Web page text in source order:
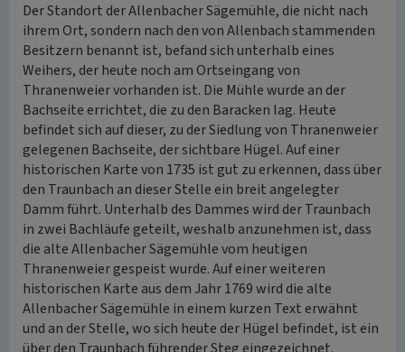
Der Standort der Allenbacher Sägemühle, die nicht nach
ihrem Ort, sondern nach den von Allenbach stammenden
Besitzern benannt ist, befand sich unterhalb eines
Weihers, der heute noch am Ortseingang von
Thranenweier vorhanden ist. Die Mühle wurde an der
Bachseite errichtet, die zu den Baracken lag. Heute
befindet sich auf dieser, zu der Siedlung von Thranenweier
gelegenen Bachseite, der sichtbare Hügel. Auf einer
historischen Karte von 1735 ist gut zu erkennen, dass über
den Traunbach an dieser Stelle ein breit angelegter
Damm führt. Unterhalb des Dammes wird der Traunbach
in zwei Bachläufe geteilt, weshalb anzunehmen ist, dass
die alte Allenbacher Sägemühle vom heutigen
Thranenweier gespeist wurde. Auf einer weiteren
historischen Karte aus dem Jahr 1769 wird die alte
Allenbacher Sägemühle in einem kurzen Text erwähnt
und an der Stelle, wo sich heute der Hügel befindet, ist ein